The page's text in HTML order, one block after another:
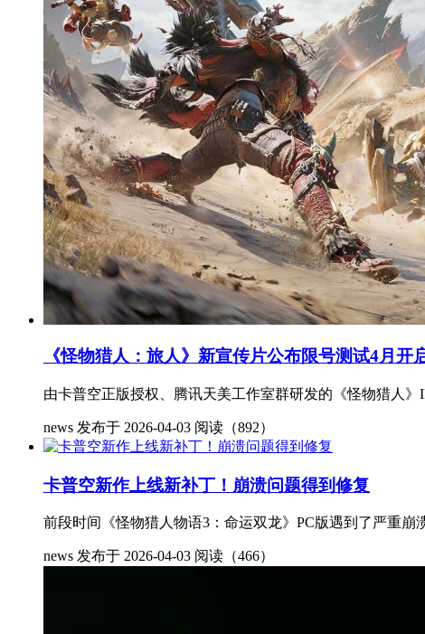
《怪物猎人：旅人》新宣传片公布限号测试4月开
由卡普空正版授权、腾讯天美工作室群研发的《怪物猎人
news 发布于 2026-04-03 阅读（892）
卡普空新作上线新补丁！崩溃问题得到修复
前段时间《怪物猎人物语3：命运双龙》PC版遇到了严重
news 发布于 2026-04-03 阅读（466）